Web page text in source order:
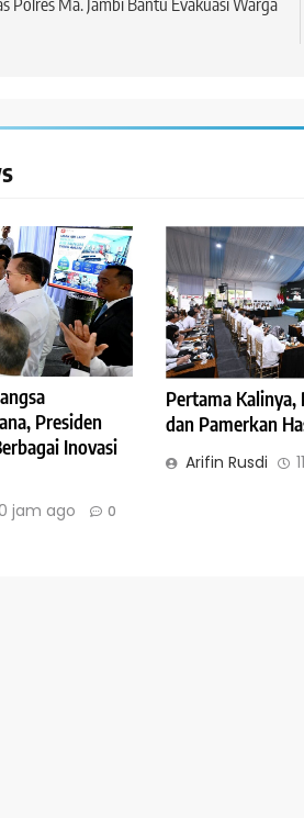
Presiden
Inovasi
jam ago 0
Pertama Kalinya,
dan Pamerkan
Arifin Rusdi